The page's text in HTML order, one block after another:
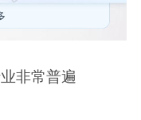
非常普遍